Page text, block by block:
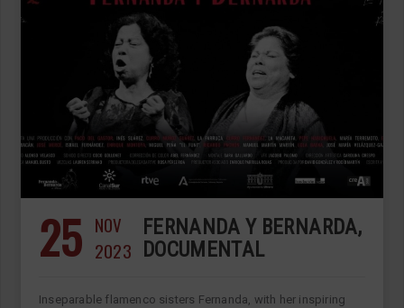
25 NOV
2023
FERNANDA Y BERNARDA,
DOCUMENTAL
Inseparable flamenco sisters Fernanda, with her inspiring